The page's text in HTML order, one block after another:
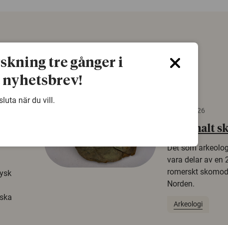
22 juni 2026
Gammalt
Det som
vara delar av en
romerskt
Norden.
Arkeologi
tre gånger i
nyhetsbrev!
när du vill.